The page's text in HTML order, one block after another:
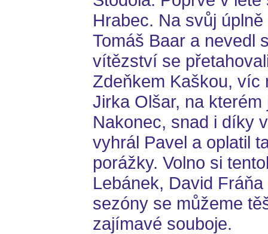
Hrabec. Na svůj
Tomáš Baar a nevedl
vítězství se
Zdeňkem Kaškou, víc
Jirka Olšar, na
Nakonec, snad i díky
vyhrál Pavel a oplatil
porážky. Volno si
Lebánek, David
sezóny se můžeme
zajímavé souboje.